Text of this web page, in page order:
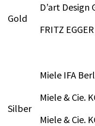
Gold
D’art Design
FRITZ
Silber
Miele IFA
Miele & Cie.
Miele & Cie.